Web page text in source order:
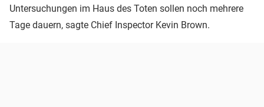
Untersuchungen im Haus des Toten sollen noch mehrere
Tage dauern, sagte Chief Inspector Kevin Brown.